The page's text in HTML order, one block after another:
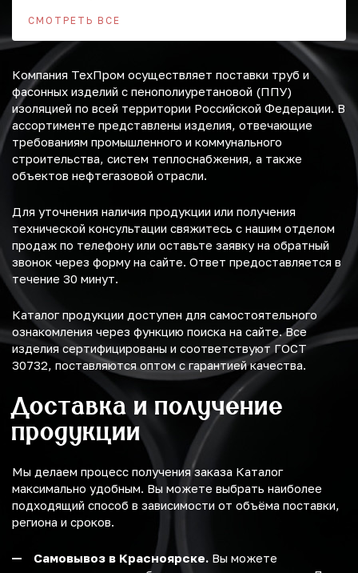
СМОТРЕТЬ ВСЕ
Компания ТехПром осуществляет поставки труб и
фасонных изделий с пенополиуретановой (ППУ)
изоляцией по всей территории Российской Федерации. В
ассортименте представлены изделия, отвечающие
требованиям промышленного и коммунального
строительства, систем теплоснабжения, а также
объектов нефтегазовой отрасли.
Для уточнения наличия продукции или получения
технической консультации свяжитесь с нашим отделом
продаж по телефону или оставьте заявку на обратный
звонок через форму на сайте. Ответ предоставляется в
течение 30 минут.
Каталог продукции доступен для самостоятельного
ознакомления через функцию поиска на сайте. Все
изделия сертифицированы и соответствуют ГОСТ
30732, поставляются оптом с гарантией качества.
Доставка и получение
продукции
Мы делаем процесс получения заказа Каталог
максимально удобным. Вы можете выбрать наиболее
подходящий способ в зависимости от объёма поставки,
региона и сроков.
Самовывоз в Красноярске. Вы можете